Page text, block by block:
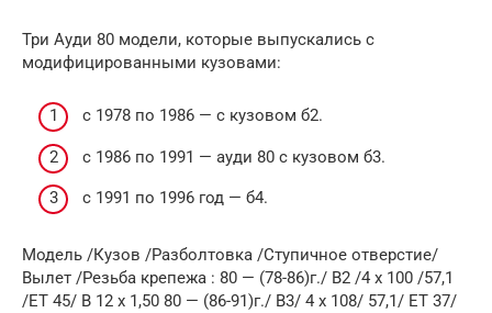
Три Ауди 80 модели, которые выпускались с
модифицированными кузовами:
с 1978 по 1986 — с кузовом б2.
с 1986 по 1991 — ауди 80 с кузовом б3.
с 1991 по 1996 год — б4.
Модель /Кузов /Разболтовка /Ступичное отверстие/
Вылет /Резьба крепежа : 80 — (78-86)г./ B2 /4 х 100 /57,1
/ET 45/ B 12 х 1,50 80 — (86-91)г./ B3/ 4 х 108/ 57,1/ ET 37/